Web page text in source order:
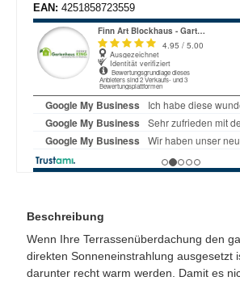
EAN: 4251858723559
Beschreibung
Wenn Ihre Terrassenüberdachung den
direkten Sonneneinstrahlung ausgesetzt
darunter recht warm werden. Damit es